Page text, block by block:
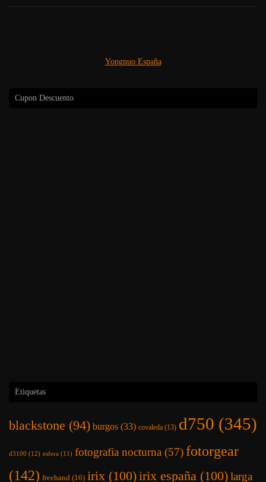
Yongnuo España
Cupon Descuento
Etiquetas
blackstone (94) burgos (33) covaleda (13) d750 (345)
d3100 (12) esfera (11) fotografia nocturna (57)fotorgear
(142) freehand (16) irix (100)irix españa (100)larga